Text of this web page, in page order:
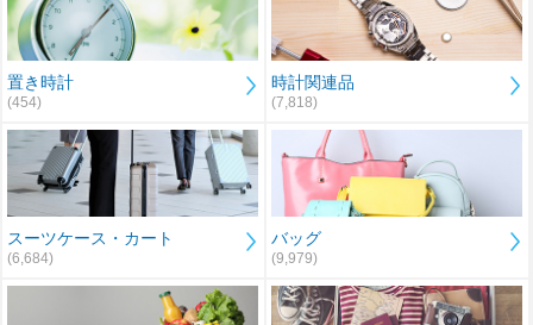
置き時計
(454)
時計関連品
(7,818)
スーツケース・カート
(6,684)
バッグ
(9,979)